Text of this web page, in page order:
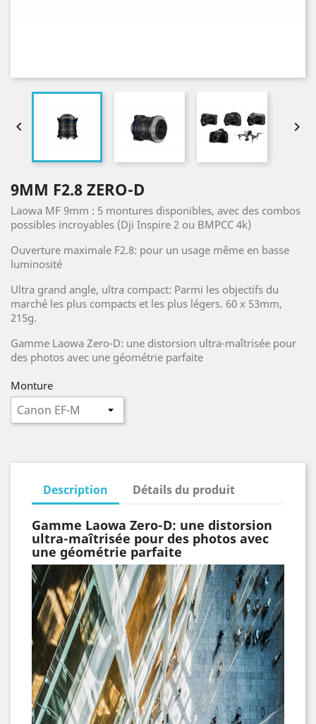
 
9MM F2.8 ZERO-D
Laowa MF 9mm : 5 montures disponibles, avec des combos
possibles incroyables (Dji Inspire 2 ou BMPCC 4k)
Ouverture maximale F2.8: pour un usage même en basse
luminosité
Ultra grand angle, ultra compact: Parmi les objectifs du
marché les plus compacts et les plus légers. 60 x 53mm,
215g.
Gamme Laowa Zero-D: une distorsion ultra-maîtrisée pour
des photos avec une géométrie parfaite
Monture
Description Détails du produit
Gamme Laowa Zero-D: une distorsion
ultra-maîtrisée pour des photos avec
une géométrie parfaite